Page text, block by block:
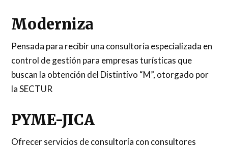
Moderniza
Pensada para recibir una consultoría especializada en
control de gestión para empresas turísticas que
buscan la obtención del Distintivo “M”, otorgado por
la SECTUR
PYME-JICA
Ofrecer servicios de consultoría con consultores